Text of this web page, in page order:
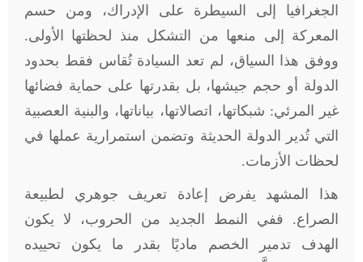
الجغرافيا إلى السيطرة على الإدراك، ومن حسم
المعركة إلى منعها من التشكل منذ لحظتها الأولى.
ووفق هذا السياق، لم تعد السيادة تُقاس فقط بحدود
الدولة أو حجم جيشها، بل بقدرتها على حماية فضائها
غير المرئي: شبكاتها، اتصالاتها، بياناتها، والبنية العصبية
التي تُدير الدولة الحديثة وتضمن استمرارية عملها في
لحظات الأزمات.
هذا المشهد يفرض إعادة تعريف جوهري لطبيعة
الصراع. ففي النمط الجديد من الحروب، لا يكون
الهدف تدمير الخصم ماديًا بقدر ما يكون تحييده